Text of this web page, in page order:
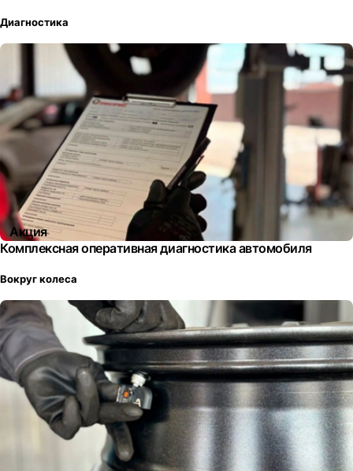
Диагностика
Акция
Комплексная оперативная диагностика автомобиля
Вокруг колеса